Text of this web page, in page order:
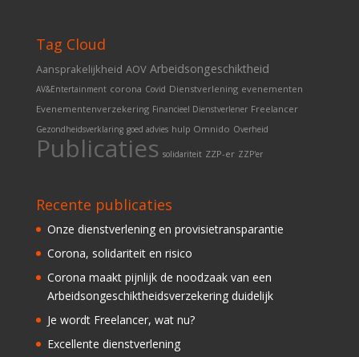
Tag Cloud
Aansprakelijkheid AOV Arbeidsongeschiktheid
AV&Entertainment corona Covid Dienstverlening evenementen
Evenementenverzekering Financieel Dienstverlener Freelancer
Gezondheidsverklaring goed advies hulp Omnido Overheid
Publicaties solidariteit ZZP-er ZZP'er
Recente publicaties
Onze dienstverlening en provisietransparantie
Corona, solidariteit en risico
Corona maakt pijnlijk de noodzaak van een
Arbeidsongeschiktheidsverzekering duidelijk
Je wordt Freelancer, wat nu?
Excellente dienstverlening